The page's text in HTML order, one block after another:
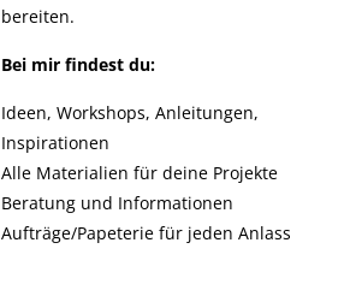
bereiten.
Bei mir findest du:
Ideen, Workshops, Anleitungen,
Inspirationen
Alle Materialien für deine Projekte
Beratung und Informationen
Aufträge/Papeterie für jeden Anlass